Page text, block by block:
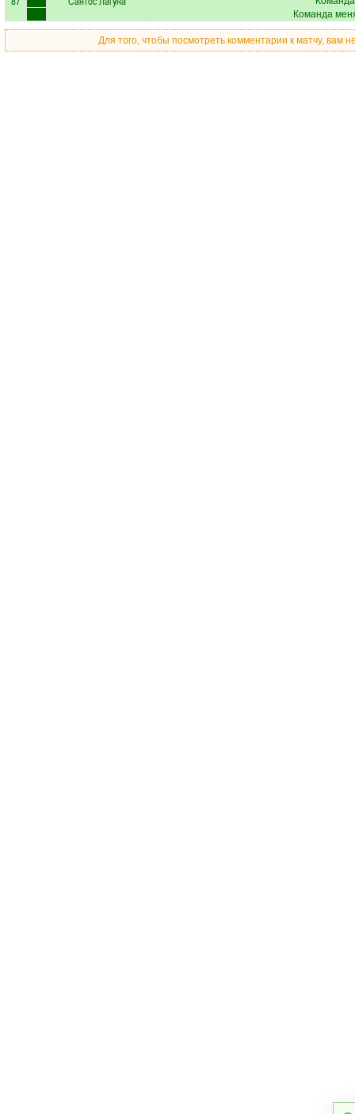
Команда
Для того, чтобы посмотреть комментарии к матчу, вам